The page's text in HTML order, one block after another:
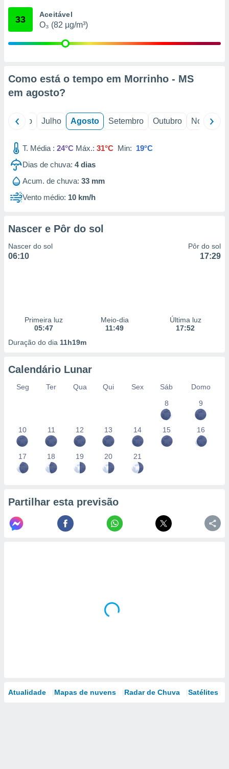
através
1199
33 Aceitável
O₃ (82 µg/m³)
Como está o tempo em Morrinho - MS
em agosto?
Junho Julho Agosto Setembro Outubro Novembro
T. Média : 24°C Máx.: 31°C Min: 19°C
Dias de chuva: 4dias
Acum. de chuva: 33 mm
Vento médio: 10 km/h
Nascer e Pôr do sol
Nascer do sol
06:10
Pôr do sol
17:29
Primeira luz
05:47
Meio-dia
11:49
Última luz
17:52
Duração do dia 11h19m
Calendário Lunar
Seg Ter Qua Qui Sex Sáb
Domo
8
9
10 11 12 13 14 15 16
17 18 19 20 21
Partilhar esta previsão
Atualidade Mapas de nuvens Radar de Chuva Satélites